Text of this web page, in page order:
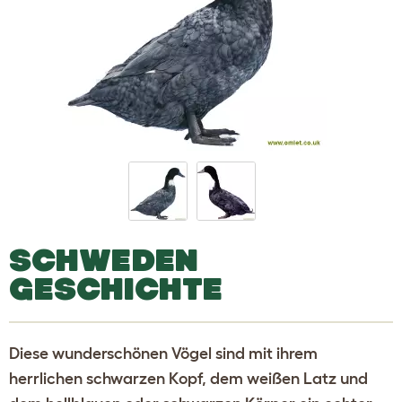
SCHWEDEN
GESCHICHTE
Diese wunderschönen Vögel sind mit ihrem
herrlichen schwarzen Kopf, dem weißen Latz und